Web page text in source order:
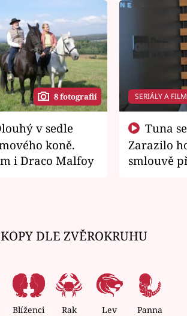
8 fotografií
koně.
i Draco Malfoy
SERIÁLY A
Zarazilo
smlouvě
DLE ZVĚROKRUHU
Blíženci Rak Lev Panna